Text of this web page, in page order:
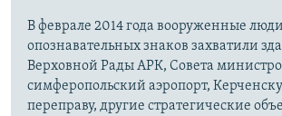
В феврале 2014 года вооруженные
опознавательных знаков захватили
Верховной Рады АРК, Совета
симферопольский аэропорт,
переправу, другие стратегические